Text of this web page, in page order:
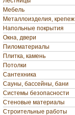
Мебель
Металлоизделия, крепеж
Напольные покрытия
Окна, двери
Пиломатериалы
Плитка, камень
Потолки
Сантехника
Сауны, бассейны, бани
Системы безопасности
Стеновые материалы
Строительные работы